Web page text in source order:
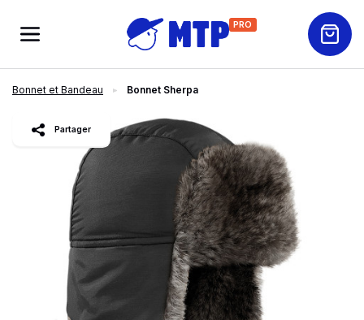
PRO
Bonnet et Bandeau Bonnet Sherpa
Partager
slide1